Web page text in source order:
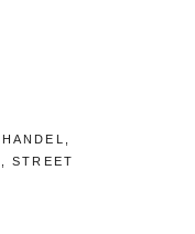
,STREET